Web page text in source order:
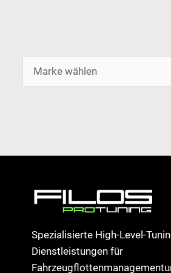
Spezialisierte High-Level-
Dienstleistungen für